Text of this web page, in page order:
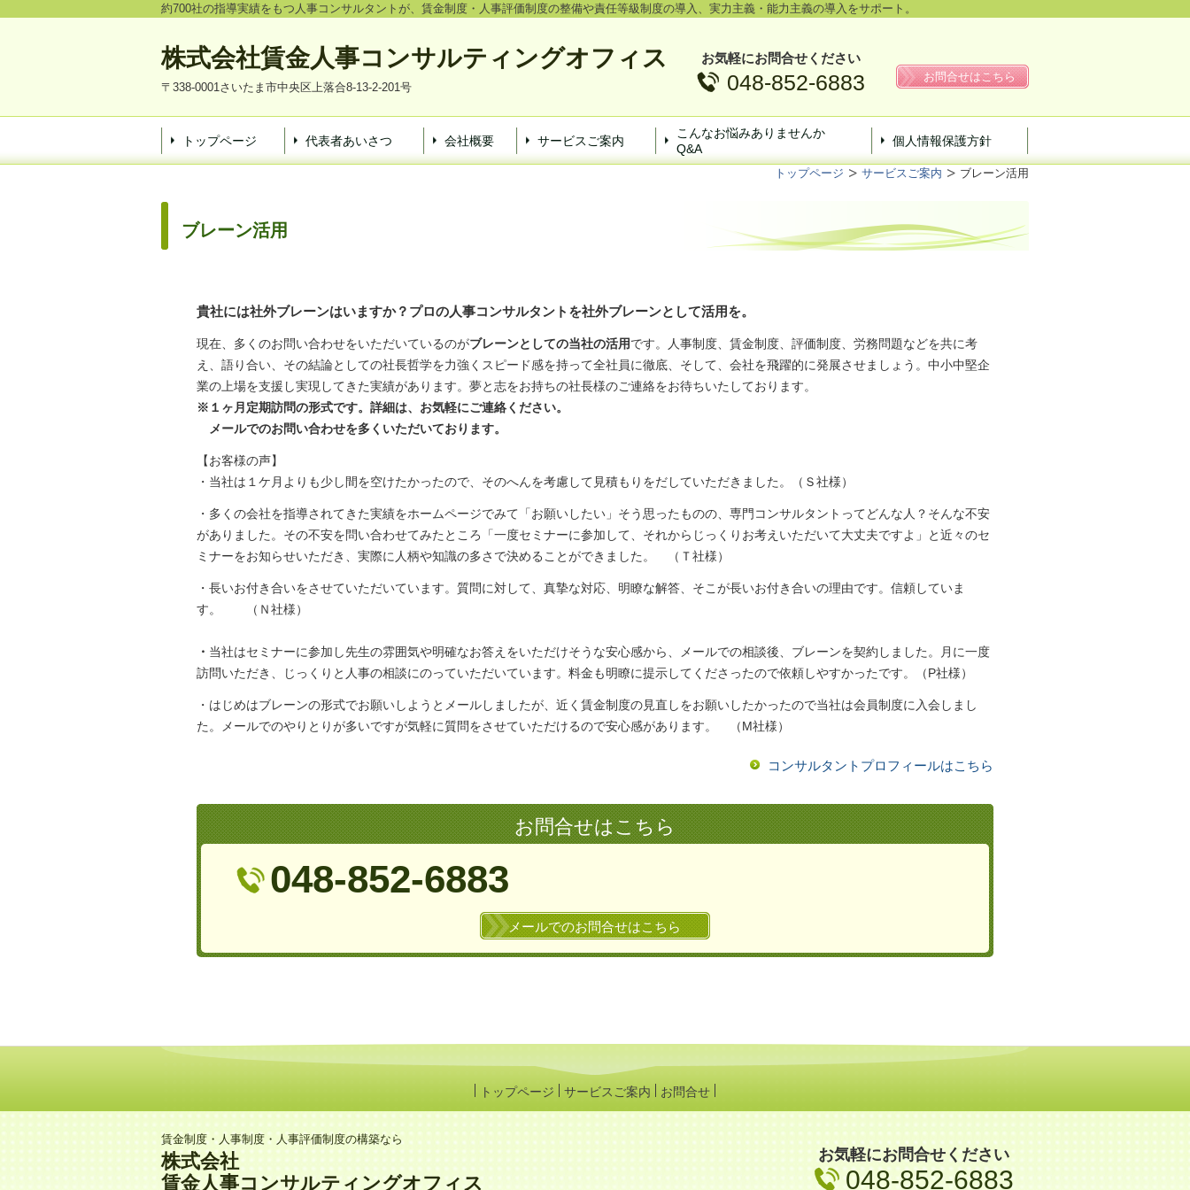
約700社の指導実績をもつ人事コンサルタントが、賃金制度・人事評価制度の整備や責任等級制度の導入、実力主義・能力主義の導入をサポート。
株式会社賃金人事コンサルティングオフィス
〒338-0001さいたま市中央区上落合8-13-2-201号
お気軽にお問合せください
048-852-6883 お問合せはこちら
トップページ 代表者あいさつ 会社概要 サービスご案内
こんなお悩みありませんか
Q&A
個人情報保護方針
トップページ サービスご案内 ブレーン活用
ブレーン活用
貴社には社外ブレーンはいますか？プロの人事コンサルタントを社外ブレーンとして活用を。
現在、多くのお問い合わせをいただいているのがブレーンとしての当社の活用です。人事制度、賃金制度、評価制度、労務問題などを共に考
え、語り合い、その結論としての社長哲学を力強くスピード感を持って全社員に徹底、そして、会社を飛躍的に発展させましょう。中小中堅企
業の上場を支援し実現してきた実績があります。夢と志をお持ちの社長様のご連絡をお待ちいたしております。
※１ヶ月定期訪問の形式です。詳細は、お気軽にご連絡ください。
メールでのお問い合わせを多くいただいております。
【お客様の声】
・当社は１ケ月よりも少し間を空けたかったので、そのへんを考慮して見積もりをだしていただきました。（Ｓ社様）
・多くの会社を指導されてきた実績をホームページでみて「お願いしたい」そう思ったものの、専門コンサルタントってどんな人？そんな不安
がありました。その不安を問い合わせてみたところ「一度セミナーに参加して、それからじっくりお考えいただいて大丈夫ですよ」と近々のセ
ミナーをお知らせいただき、実際に人柄や知識の多さで決めることができました。 （Ｔ社様）
・長いお付き合いをさせていただいています。質問に対して、真摯な対応、明瞭な解答、そこが長いお付き合いの理由です。信頼していま
す。 （Ｎ社様）
・ 当社はセミナーに参加し先生の雰囲気や明確なお答えをいただけそうな安心感から、メールでの相談後、ブレーンを契約しました。月に一度
訪問いただき、じっくりと人事の相談にのっていただいています。料金も明瞭に提示してくださったので依頼しやすかったです。（P社様）
・はじめはブレーンの形式でお願いしようとメールしましたが、近く賃金制度の見直しをお願いしたかったので当社は会員制度に入会しまし
た。メールでのやりとりが多いですが気軽に質問をさせていただけるので安心感があります。 （M社様）
コンサルタントプロフィールはこちら
お問合せはこちら
048-852-6883
メールでのお問合せはこちら
トップページ サービスご案内 お問合せ
賃金制度・人事制度・人事評価制度の構築なら
株式会社
賃金人事コンサルティングオフィス
お気軽にお問合せください
048-852-6883